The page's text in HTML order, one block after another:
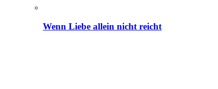
Wenn Liebe allein nicht reicht